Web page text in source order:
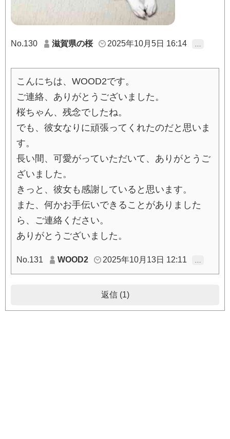
No.130 滋賀県の桜 2025年10月5日 16:14
こんにちは、WOOD2です。
ご連絡、ありがとうございました。
桜ちゃん、残念でしたね。
でも、彼女なりに頑張ってくれたのだと思いま
す。
長い間、可愛がっていただいて、ありがとうご
ざいました。
きっと、彼女も感謝していると思います。
また、何かお手伝いできることがありました
ら、ご連絡ください。
ありがとうございました。
No.131 WOOD2 2025年10月13日 12:11
返信 (1)